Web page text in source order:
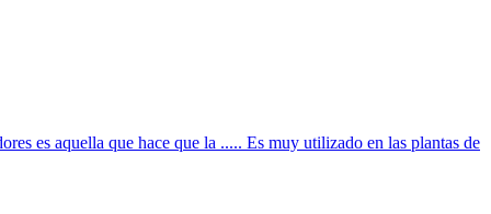
es aquella que hace que la ..... Es muy utilizado en las plantas de